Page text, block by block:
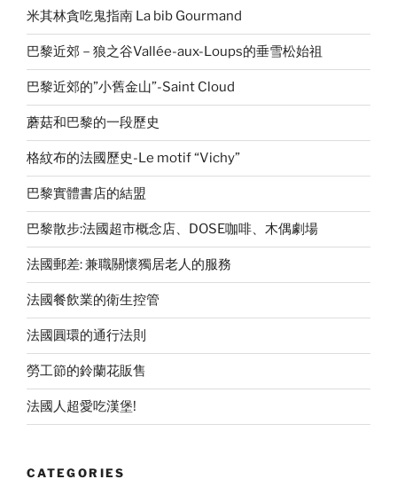
米其林貪吃鬼指南 La bib Gourmand
巴黎近郊－狼之谷Vallée-aux-Loups的垂雪松始祖
巴黎近郊的”小舊金山”-Saint Cloud
蘑菇和巴黎的一段歷史
格紋布的法國歷史-Le motif “Vichy”
巴黎實體書店的結盟
巴黎散步:法國超市概念店、DOSE咖啡、木偶劇場
法國郵差: 兼職關懷獨居老人的服務
法國餐飲業的衛生控管
法國圓環的通行法則
勞工節的鈴蘭花販售
法國人超愛吃漢堡!
CATEGORIES